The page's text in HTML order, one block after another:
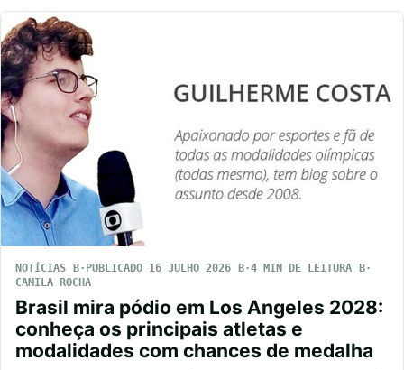
NOTÍCIAS PUBLICADO 16 JULHO 2026
4 MIN DE LEITURA
CAMILA ROCHA
Brasil mira pódio em Los Angeles 2028:
conheça os principais atletas e
modalidades com chances de medalha